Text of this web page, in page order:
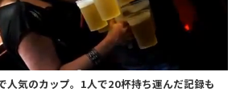
人気のカップ。1人で20杯持ち運んだ記録も